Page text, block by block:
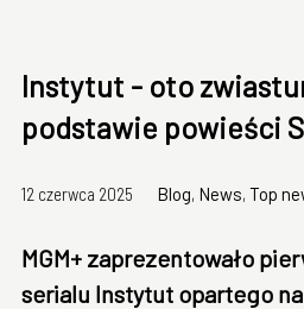
Instytut - oto
podstawie powieści
12 czerwca 2025 Blog, News, Top
MGM+ zaprezentowało
serialu Instytut opartego